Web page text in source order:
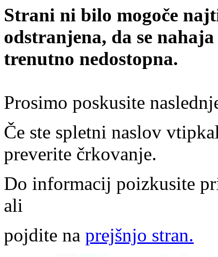
Strani ni bilo mogoče
odstranjena, da se
trenutno nedostopna.
Prosimo poskusite
Če ste spletni naslov
preverite črkovanje.
Do informacij poizkusite
ali
pojdite na prejšnjo stran.